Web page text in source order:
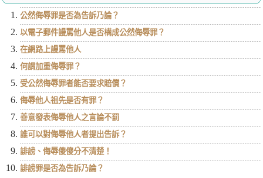
公然侮辱罪是否為告訴乃論？
以電子郵件謾罵他人是否構成公然侮辱罪？
在網路上謾罵他人
何謂加重侮辱罪？
受公然侮辱罪者能否要求賠償？
侮辱他人祖先是否有罪？
善意發表侮辱他人之言論不罰
誰可以對侮辱他人者提出告訴？
誹謗、侮辱傻傻分不清楚！
誹謗罪是否為告訴乃論？